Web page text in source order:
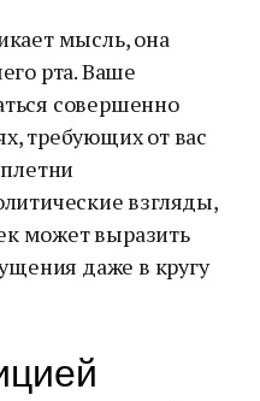
мысль, она
рта. Ваше
совершенно
требующих от вас
взгляды,
может выразить
даже в кругу